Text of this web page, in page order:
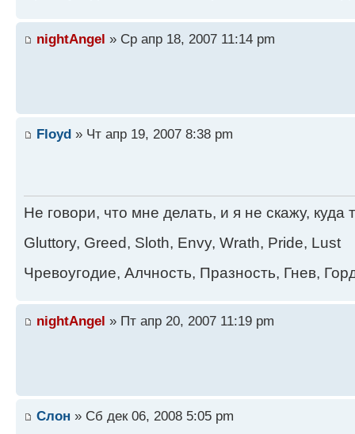
nightAngel » Ср апр 18, 2007 11:14 pm
Floyd » Чт апр 19, 2007 8:38 pm
Не говори, что мне делать, и я не скажу, куда
Gluttory, Greed, Sloth, Envy, Wrath, Pride, Lust
Чревоугодие, Алчность, Празность, Гнев,
nightAngel » Пт апр 20, 2007 11:19 pm
Слон » Сб дек 06, 2008 5:05 pm